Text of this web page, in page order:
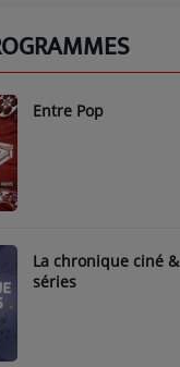
Entre Pop
La chronique ciné &
séries